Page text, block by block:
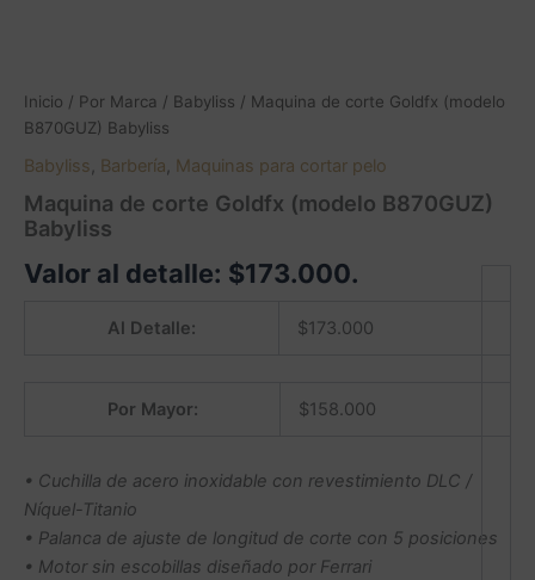
Inicio / Por Marca / Babyliss / Maquina de corte Goldfx (modelo
B870GUZ) Babyliss
Babyliss, Barbería, Maquinas para cortar pelo
Maquina de corte Goldfx (modelo B870GUZ)
Babyliss
Valor al detalle: $173.000.
Al Detalle: $173.000
Por Mayor: $158.000
• Cuchilla de acero inoxidable con revestimiento DLC /
Níquel-Titanio
• Palanca de ajuste de longitud de corte con 5 posiciones
• Motor sin escobillas diseñado por Ferrari